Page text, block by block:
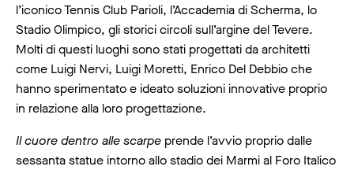
l’iconico Tennis Club Parioli, l’Accademia di Scherma, lo
Stadio Olimpico, gli storici circoli sull’argine del Tevere.
Molti di questi luoghi sono stati progettati da architetti
come Luigi Nervi, Luigi Moretti, Enrico Del Debbio che
hanno sperimentato e ideato soluzioni innovative proprio
in relazione alla loro progettazione.
Il cuore dentro alle scarpe prende l’avvio proprio dalle
sessanta statue intorno allo stadio dei Marmi al Foro Italico